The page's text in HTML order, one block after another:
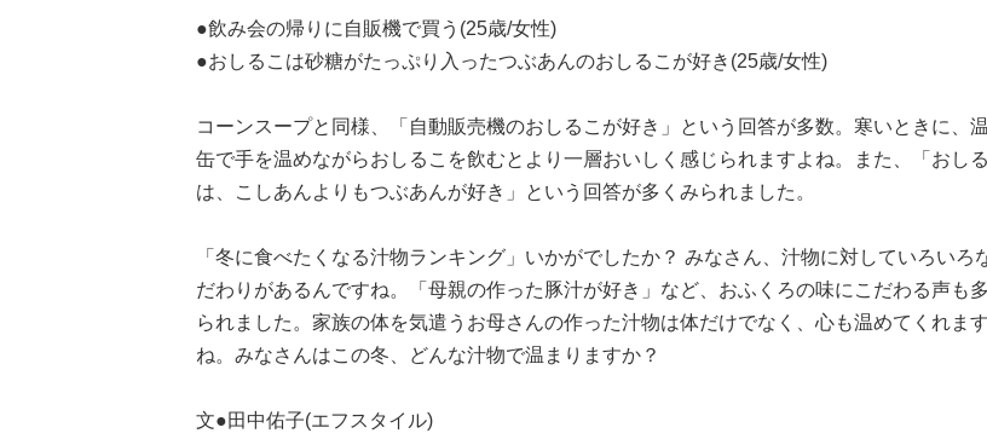
●飲み会の帰りに自販機で買う(25歳/女性)
●おしるこは砂糖がたっぷり入ったつぶあんのおしるこが好き(25歳/女性)
コーンスープと同様、「自動販売機のおしるこが好き」という回答が多数。寒いときに、
缶で手を温めながらおしるこを飲むとより一層おいしく感じられますよね。また、「おし
は、こしあんよりもつぶあんが好き」という回答が多くみられました。
「冬に食べたくなる汁物ランキング」いかがでしたか？ みなさん、汁物に対していろいろ
だわりがあるんですね。「母親の作った豚汁が好き」など、おふくろの味にこだわる声も
られました。家族の体を気遣うお母さんの作った汁物は体だけでなく、心も温めてくれま
ね。みなさんはこの冬、どんな汁物で温まりますか？
文●田中佑子(エフスタイル)